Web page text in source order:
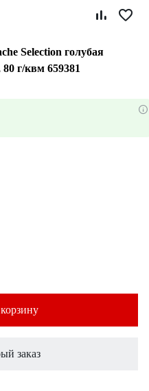
Selection голубая
г/квм 659381
заказ